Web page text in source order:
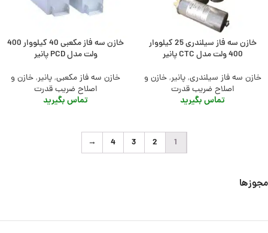
خازن سه فاز سیلندری 25 کیلووار
400 ولت مدل CTC پانیر
خازن سه فاز سیلندری,پانیر,خازن و
اصلاح ضریب قدرت
تماس بگیرید
خازن سه فاز مکعبی 40 کیلووار 400
ولت مدل PCD پانیر
خازن سه فاز مکعبی,پانیر,خازن و
اصلاح ضریب قدرت
تماس بگیرید
1
2
3
4
→
مجوزها